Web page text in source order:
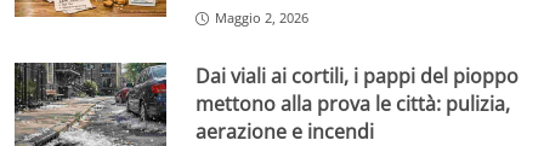
Maggio 2, 2026
Dai viali ai cortili, i pappi del pioppo
mettono alla prova le città: pulizia,
aerazione e incendi